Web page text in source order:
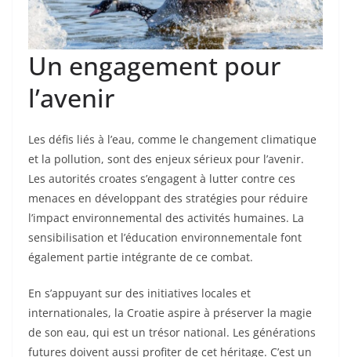
Un engagement pour
l’avenir
Les défis liés à l’eau, comme le changement climatique
et la pollution, sont des enjeux sérieux pour l’avenir.
Les autorités croates s’engagent à lutter contre ces
menaces en développant des stratégies pour réduire
l’impact environnemental des activités humaines. La
sensibilisation et l’éducation environnementale font
également partie intégrante de ce combat.
En s’appuyant sur des initiatives locales et
internationales, la Croatie aspire à préserver la magie
de son eau, qui est un trésor national. Les générations
futures doivent aussi profiter de cet héritage. C’est un